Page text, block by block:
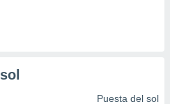
Puesta del sol